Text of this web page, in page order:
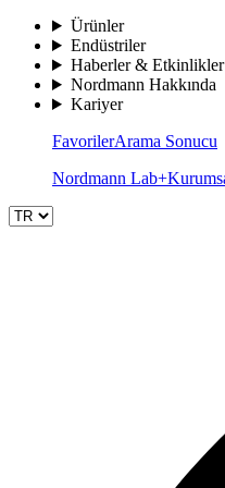
Ürünler
Endüstriler
Haberler & Etkinlikler
Nordmann Hakkında
Kariyer
FavorilerArama Sonucu
Nordmann Lab+